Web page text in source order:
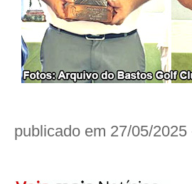
publicado em 27/05/2025